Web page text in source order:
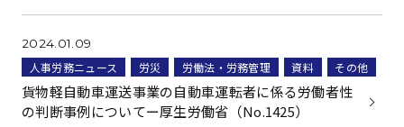
2024.01.09
人事労務ニュース 労災 労働法・労務管理 資料 その他
貨物軽自動車運送事業の自動車運転者に係る労働者性
の判断事例についてー厚生労働省（No.1425）